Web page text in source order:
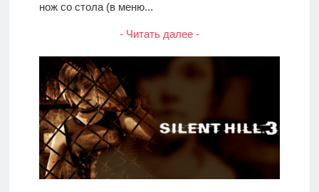
нож со стола (в меню...
- Читать далее -